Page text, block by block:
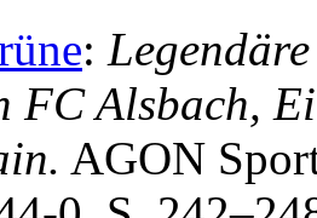
:
FC Alsbach,
AGON